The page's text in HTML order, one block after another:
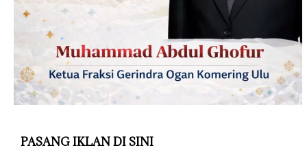
PASANG IKLAN DI SINI